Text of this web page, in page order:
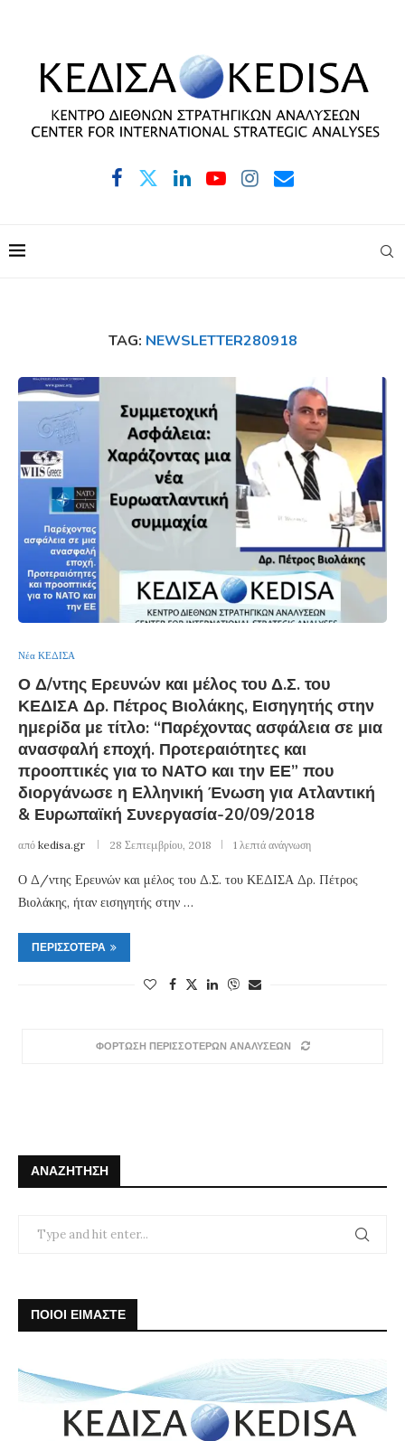
TAG: NEWSLETTER280918
Νέα ΚΕΔΙΣΑ
Ο Δ/ντης Ερευνών και μέλος του Δ.Σ. του
ΚΕΔΙΣΑ Δρ. Πέτρος Βιολάκης, Εισηγητής στην
ημερίδα με τίτλο: “Παρέχοντας ασφάλεια σε μια
ανασφαλή εποχή. Προτεραιότητες και
προοπτικές για το ΝΑΤΟ και την ΕΕ” που
διοργάνωσε η Ελληνική Ένωση για Ατλαντική
& Ευρωπαϊκή Συνεργασία-20/09/2018
από kedisa.gr 28 Σεπτεμβρίου, 2018 1 λεπτά ανάγνωση
Ο Δ/ντης Ερευνών και μέλος του Δ.Σ. του ΚΕΔΙΣΑ Δρ. Πέτρος
Βιολάκης, ήταν εισηγητής στην …
ΠΕΡΙΣΣΌΤΕΡΑ
ΦΟΡΤΩΣΗ ΠΕΡΙΣΣΟΤΕΡΩΝ ΑΝΑΛΥΣΕΩΝ
ΑΝΑΖΉΤΗΣΗ
ΠΟΙΟΙ ΕΙΜΑΣΤΕ